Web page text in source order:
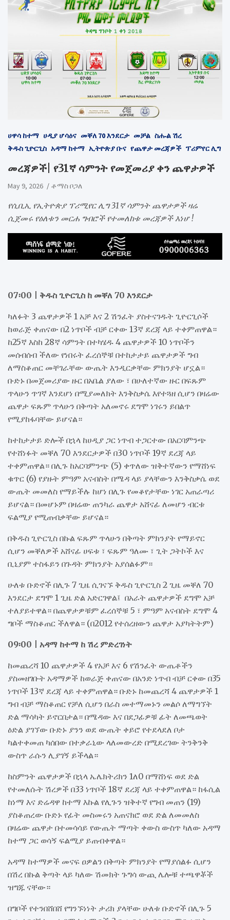
ሀዋሳ ከተማ ሀዲያ ሆሳዕና መቐለ 70 እንደርታ መቻል ስሑል ሽረ
ቅዱስ ጊዮርጊስ አዳማ ከተማ ኢትዮጵያ ቡና የጨዋታ መረጃዎች ፕሪምየር ሊግ
መረጃዎች| የ31ኛ ሳምንት የመጀመሪያ ቀን ጨዋታዎች
May 9, 2026 ቶማስ ቦጋለ
የሲቢኢ የኢትዮጵያ ፕሪሚየር ሊግ 31ኛ ሳምንት ጨዋታዎች ዛሬ
ሲጀመሩ የዕለቱን መርሐ ግብሮች የተመለከቱ መረጃዎች እነሆ !
07፡00 | ቅዱስ ጊዮርጊስ ከ መቐለ 70 እንደርታ
ካለፉት 3 ጨዋታዎች 1 አቻ እና 2 ሽንፈት ያስተናገዱት ጊዮርጊሶች
ከወራጅ ቀጠናው በ2 ነጥቦች ብቻ ርቀው 13ኛ ደረጃ ላይ ተቀምጠዋል።
ከ25ኛ እስከ 28ኛ ሳምንት በተካሄዱ 4 ጨዋታዎች 10 ነጥቦችን
መሰብሰብ ችለው የነበሩት ፈረሰኞቹ በተከታታይ ጨዋታዎች ግብ
ለማስቆጠር መቸገራቸው ውጤት እንዲርቃቸው ምክንያት ሆኗል።
ቡድኑ በመጀመሪያው ዙር በአቤል ያለው ፣ በሁለተኛው ዙር በፍጹም
ጥላሁን ጥገኛ እንደሆነ በሚያመለክት እንቅስቃሴ እየተጓዘ ሲሆን በዛሬው
ጨዋታ ፍጹም ጥላሁን በቅጣት አለመኖሩ ደግሞ ነገሩን ይበልጥ
የሚያከፋባቸው ይሆናል።
ከተከታታይ ድሎች በኋላ ከሀዲያ ጋር ነጥብ ተጋርተው በአርባምንጭ
የተሸነፉት መቐለ 70 እንደርታዎች በ30 ነጥቦች 19ኛ ደረጃ ላይ
ተቀምጠዋል። በሊጉ ከአርባምንጭ (5) ቀጥለው ዝቅተኛውን የማሸነፍ
ቁጥር (6) የያዙት ምዓም አናብስት በሜዳ ላይ ያላቸውን እንቅስቃሴ ወደ
ውጤት መመለስ የማይችሉ ከሆነ በሊጉ የመቆየታቸው ነገር አጠራጣሪ
ይሆናል። በመሆኑም በዛሬው ጠንካራ ጨዋታ አሸናፊ ለመሆን ብርቱ
ፍልሚያ የሚጠብቃቸው ይሆናል።
በቅዱስ ጊዮርጊስ በኩል ፍጹም ጥላሁን በቅጣት ምክንያት የማይኖር
ሲሆን መቐለዎች አሸናፊ ሀፍቱ ፣ ፍጹም ዓለሙ ፣ ጊት ጋትኮች እና
ቢኒያም ተስፋይን በጉዳት ምክንያት አያሰልፉም።
ሁለቱ ቡድኖች በሊጉ 7 ጊዜ ሲገናኙ ቅዱስ ጊዮርጊስ 2 ጊዜ መቐለ 70
እንደርታ ደግሞ 1 ጊዜ ድል አድርገዋል፤ በአራት ጨዋታዎች ደግሞ አቻ
ተለያይተዋል። በጨዋታዎቹም ፈረሰኞቹ 5 ፣ ምዓም አናብስት ደግሞ 4
ግቦች ማስቆጠር ችለዋል። (በ2012 የተሰረዘውን ጨዋታ አያካትትም)
09፡00 | አዳማ ከተማ ከ ሽረ ምድረገነት
ከመጨረሻ 10 ጨዋታዎች 4 የአቻ እና 6 የሽንፈት ውጤቶችን
ያስመዘገቡት አዳማዎች ከወራጅ ቀጠናው በአንድ ነጥብ ብቻ ርቀው በ35
ነጥቦች 13ኛ ደረጃ ላይ ተቀምጠዋል። ቡድኑ ከመጨረሻ 4 ጨዋታዎች 1
ግብ ብቻ ማስቆጠር የቻለ ሲሆን በራስ መተማመኑን መልሶ ለማግኘት
ድል ማሳካት ይኖርበታል። በሜዳው እና በደጋፊዎቹ ፊት ለመጫወት
ዕድል ያገኘው ቡድኑ ያንን ወደ ውጤት ቀይሮ የተደላደለ ቦታ
ካልተቀመጠ ካሰበው በተቃራኒው ላለመውረድ በሚደረገው ትንቅንቅ
ውስጥ ራሱን ሊያገኝ ይችላል።
ከስምንት ጨዋታዎች በኋላ ኤሌክትሪክን 1ለ0 በማሸነፍ ወደ ድል
የተመለሱት ሽረዎች በ33 ነጥቦች 18ኛ ደረጃ ላይ ተቀምጠዋል። ከፋሲል
ከነማ እና ድሬዳዋ ከተማ እኩል የሊጉን ዝቅተኛ የግብ መጠን (19)
ያስቆጠረው ቡድኑ የፊት መስመሩን አጠናክሮ ወደ ድል ለመመለስ
በዛሬው ጨዋታ በተመሳሳይ የውጤት ማጣት ቀውስ ውስጥ ካለው አዳማ
ከተማ ጋር ወሳኝ ፍልሚያ ይጠብቀዋል።
አዳማ ከተማዎች መናፍ ዐዎልን በቅጣት ምክንያት የማያሰልፉ ሲሆን
በሽረ በኩል ቅጣት ላይ ካለው ሽመክት ጉግሳ ውጪ ሌሎቹ ተጫዋቾች
ዝግጁ ናቸው።
በግቦች የተንበሸበሸ የግንኙነነት ታሪክ ያላቸው ሁለቱ ቡድኖች በሊጉ 5